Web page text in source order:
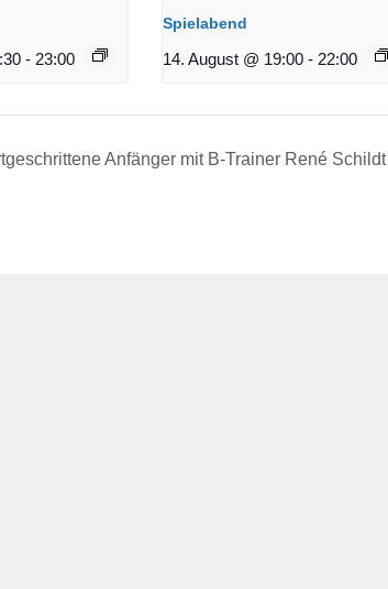
- 23:00
Spielabend
14. August @ 19:00 - 22:00
Anfänger mit B-Trainer René Schildt